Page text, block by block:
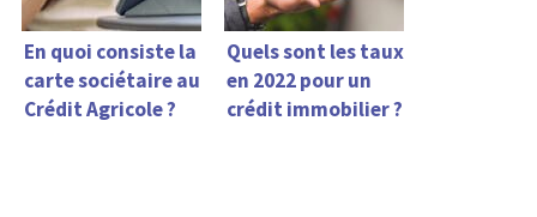
En quoi consiste la
carte sociétaire au
Crédit Agricole ?
Quels sont les taux
en 2022 pour un
crédit immobilier ?